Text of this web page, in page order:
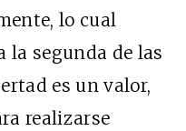
lo cual
la segunda de las
es un valor,
realizarse